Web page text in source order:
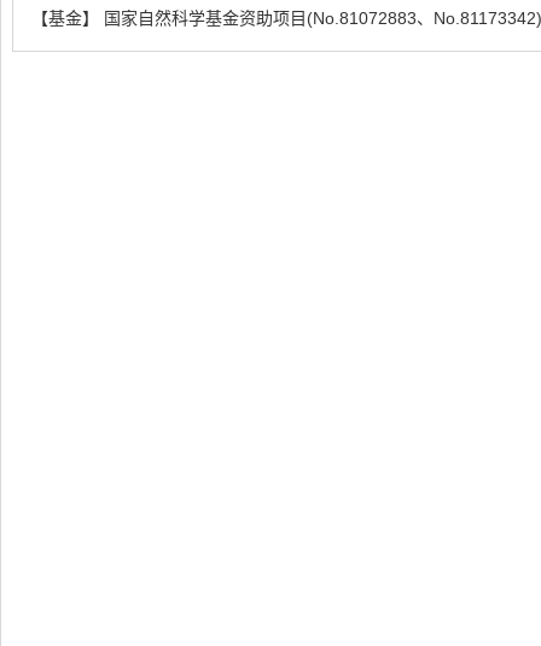
【基金】 国家自然科学基金资助项目(No.81072883、No.81173342)